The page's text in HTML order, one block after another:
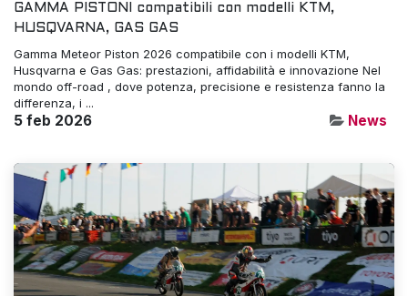
GAMMA PISTONI compatibili con modelli KTM,
HUSQVARNA, GAS GAS
Gamma Meteor Piston 2026 compatibile con i modelli KTM,
Husqvarna e Gas Gas: prestazioni, affidabilità e innovazione​ Nel
mondo off-road , dove potenza, precisione e resistenza fanno la
differenza, i ...
5 feb 2026 News